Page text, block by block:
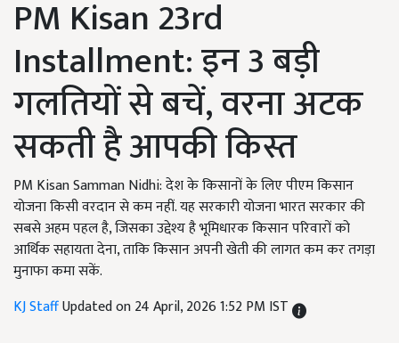
PM Kisan 23rd
Installment: इन 3 बड़ी
गलतियों से बचें, वरना अटक
सकती है आपकी किस्त
PM Kisan Samman Nidhi: देश के किसानों के लिए पीएम किसान
योजना किसी वरदान से कम नहीं. यह सरकारी योजना भारत सरकार की
सबसे अहम पहल है, जिसका उद्देश्य है भूमिधारक किसान परिवारों को
आर्थिक सहायता देना, ताकि किसान अपनी खेती की लागत कम कर तगड़ा
मुनाफा कमा सकें.
KJ StaffUpdated on 24 April, 2026 1:52 PM IST